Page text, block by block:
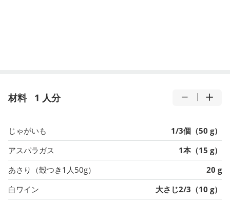
材料 1 人分
じゃがいも
1/3個（50 g）
アスパラガス
1本（15 g）
あさり（殻つき1人50g）
20 g
白ワイン
大さじ2/3（10 g）